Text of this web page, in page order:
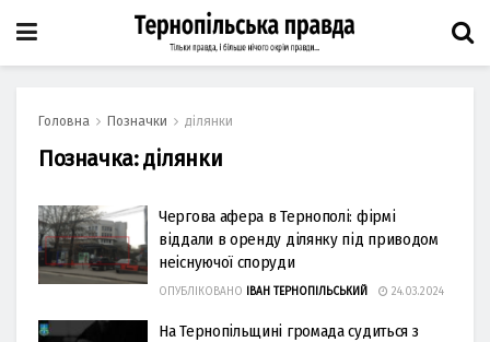
Головна Позначки ділянки
Позначка:ділянки
Чергова афера в Тернополі: фірмі
віддали в оренду ділянку під приводом
неіснуючої споруди
ОПУБЛІКОВАНО ІВАН ТЕРНОПІЛЬСЬКИЙ 24.03.2024
На Тернопільщині громада судиться з